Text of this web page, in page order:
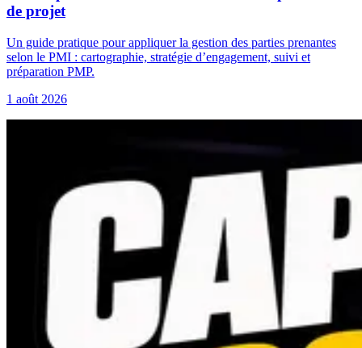
de projet
Un guide pratique pour appliquer la gestion des parties prenantes
selon le PMI : cartographie, stratégie d’engagement, suivi et
préparation PMP.
1 août 2026